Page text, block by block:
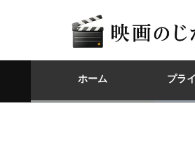
ホーム プラ